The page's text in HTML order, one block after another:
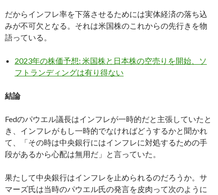
だからインフレ率を下落させるためには実体経済の落ち込
みが不可欠となる。それは米国株のこれからの先行きを物
語っている。
2023年の株価予想: 米国株と日本株の空売りを開始、ソ
フトランディングは有り得ない
結論
Fedのパウエル議長はインフレが一時的だと主張していたと
き、インフレがもし一時的でなければどうするかと聞かれ
て、「その時は中央銀行にはインフレに対処するための手
段があるから心配は無用だ」と言っていた。
果たして中央銀行はインフレを止められるのだろうか。サ
マーズ氏は当時のパウエル氏の発言を皮肉って次のように